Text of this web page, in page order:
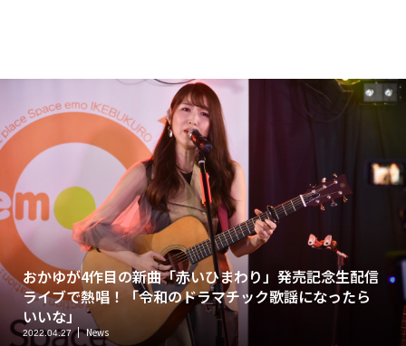
おかゆが4作目の新曲「赤いひまわり」発売記念生配信
ライブで熱唱！「令和のドラマチック歌謡になったら
いいな」
2022.04.27 News